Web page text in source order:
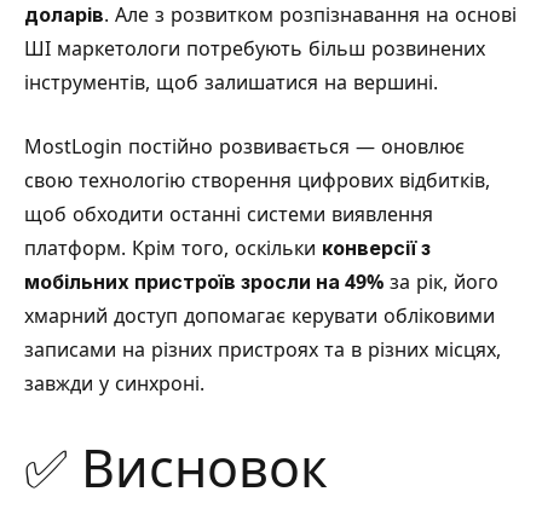
доларів. Але з розвитком розпізнавання на основі
ШІ маркетологи потребують більш розвинених
інструментів, щоб залишатися на вершині.
MostLogin постійно розвивається — оновлює
свою технологію створення цифрових відбитків,
щоб обходити останні системи виявлення
платформ. Крім того, оскільки конверсії з
мобільних пристроїв зросли на 49% за рік, його
хмарний доступ допомагає керувати обліковими
записами на різних пристроях та в різних місцях,
завжди у синхроні.
✅ Висновок